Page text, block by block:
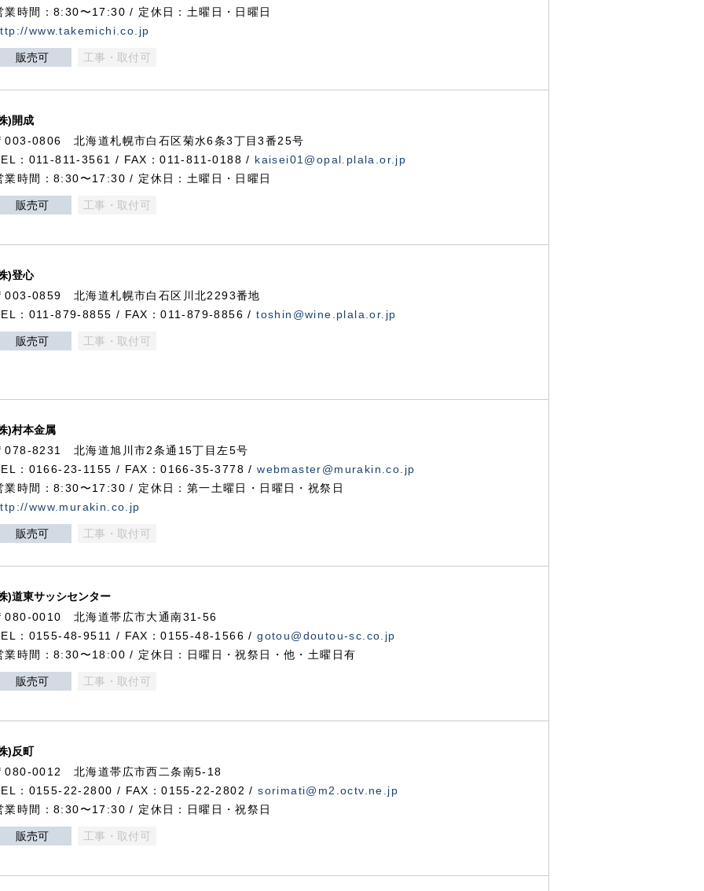
業時間：8:30〜17:30 / 定休日：土曜日・日曜日
www.takemichi.co.jp
販売可 工事・取付可
)開成
003-0806 北海道札幌市白石区菊水6条3丁目3番25号
：011-811-3561 / FAX：011-811-0188 / kaisei01@opal.plala.or.jp
業時間：8:30〜17:30 / 定休日：土曜日・日曜日
販売可 工事・取付可
)登心
003-0859 北海道札幌市白石区川北2293番地
：011-879-8855 / FAX：011-879-8856 /toshin@wine.plala.or.jp
販売可 工事・取付可
)村本金属
078-8231 北海道旭川市2条通15丁目左5号
：0166-23-1155 / FAX：0166-35-3778 /webmaster@murakin.co.jp
業時間：8:30〜17:30 / 定休日：第一土曜日・日曜日・祝祭日
www.murakin.co.jp
販売可 工事・取付可
)道東サッシセンター
080-0010 北海道帯広市大通南31-56
：0155-48-9511 / FAX：0155-48-1566 /gotou@doutou-sc.co.jp
業時間：8:30〜18:00 / 定休日：日曜日・祝祭日・他・土曜日有
販売可 工事・取付可
)反町
080-0012 北海道帯広市西二条南5-18
：0155-22-2800 / FAX：0155-22-2802 /sorimati@m2.octv.ne.jp
業時間：8:30〜17:30 / 定休日：日曜日・祝祭日
販売可 工事・取付可